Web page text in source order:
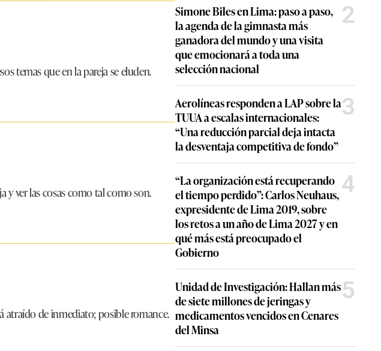
temas que en la pareja se eluden.
y ver las cosas como tal como son.
atraído de inmediato; posible romance.
Simone Biles en Lima: paso a paso,
la agenda de la gimnasta más
ganadora del mundo y una visita
que emocionará a toda una
selección nacional
2
Aerolíneas responden a LAP sobre la
TUUA a escalas internacionales:
“Una reducción parcial deja intacta
la desventaja competitiva de fondo”
3
“La organización está recuperando
el tiempo perdido”: Carlos Neuhaus,
expresidente de Lima 2019, sobre
los retos a un año de Lima 2027 y en
qué más está preocupado el
Gobierno
4
Unidad de Investigación: Hallan más
de siete millones de jeringas y
medicamentos vencidos en Cenares
del Minsa
5